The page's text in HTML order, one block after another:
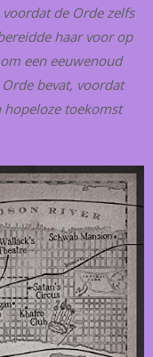
de Orde zelfs
haar voor op
een eeuwenoud
bevat, voordat
hopeloze toekomst